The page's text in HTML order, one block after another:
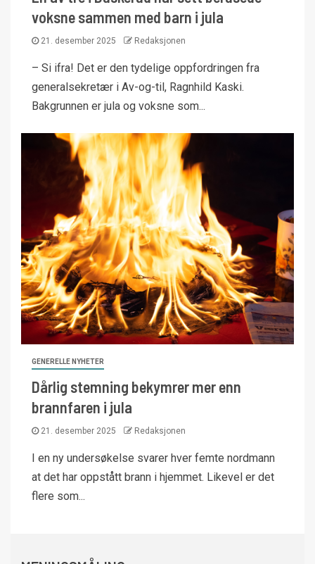
voksne sammen med barn i jula
21. desember 2025 Redaksjonen
– Si ifra! Det er den tydelige oppfordringen fra
generalsekretær i Av-og-til, Ragnhild Kaski.
Bakgrunnen er jula og voksne som...
GENERELLE NYHETER
Dårlig stemning bekymrer mer enn
brannfaren i jula
21. desember 2025 Redaksjonen
I en ny undersøkelse svarer hver femte nordmann
at det har oppstått brann i hjemmet. Likevel er det
flere som...